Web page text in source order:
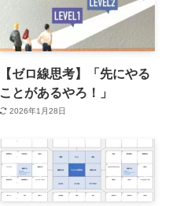
【ゼロ線思考】「先にやる
ことがあるやろ！」
2026年1月28日